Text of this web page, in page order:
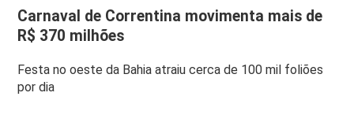
Carnaval de Correntina movimenta mais de
R$ 370 milhões
Festa no oeste da Bahia atraiu cerca de 100 mil foliões
por dia